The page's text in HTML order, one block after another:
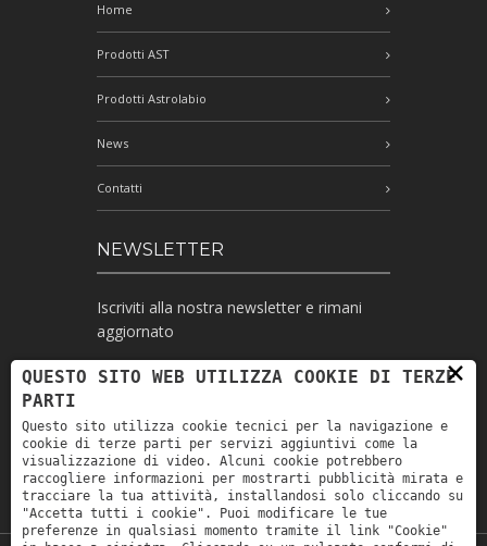
Home
Prodotti AST
Prodotti Astrolabio
News
Contatti
NEWSLETTER
Iscriviti alla nostra newsletter e rimani
aggiornato
Ho letto l'informativa e autorizzo il
trattamento dei miei dati personali per le
finalità ivi indicate *
×
QUESTO SITO WEB UTILIZZA COOKIE DI TERZE
PARTI
Questo sito utilizza cookie tecnici per la navigazione e
cookie di terze parti per servizi aggiuntivi come la
visualizzazione di video. Alcuni cookie potrebbero
raccogliere informazioni per mostrarti pubblicità mirata e
tracciare la tua attività, installandosi solo cliccando su
"Accetta tutti i cookie". Puoi modificare le tue
preferenze in qualsiasi momento tramite il link "Cookie"